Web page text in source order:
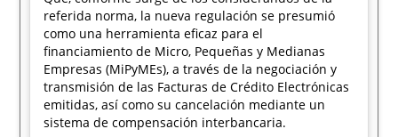
referida norma, la nueva regulación se presumió
como una herramienta eficaz para el
financiamiento de Micro, Pequeñas y Medianas
Empresas (MiPyMEs), a través de la negociación y
transmisión de las Facturas de Crédito Electrónicas
emitidas, así como su cancelación mediante un
sistema de compensación interbancaria.